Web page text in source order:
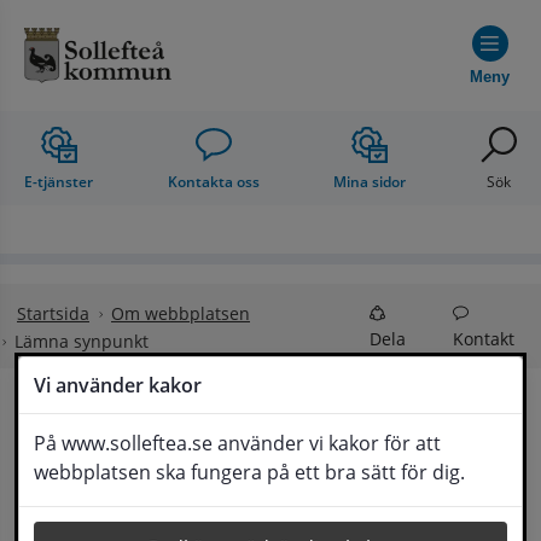
Vi använder kakor
På www.solleftea.se använder vi kakor för att
webbplatsen ska fungera på ett bra sätt för dig.
Meny
E-tjänster Kontakta oss Mina sidor Sök
Startsida
Om webbplatsen
Lämna synpunkt
Dela Kontakt
Lämna synpunkt
Här kan du lämna synpunkter, förslag och